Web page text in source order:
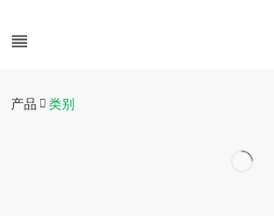
产品 类别